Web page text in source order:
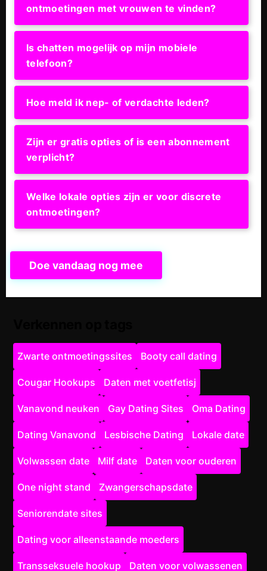
ontmoetingen met vrouwen te vinden?
Is chatten mogelijk op mijn mobiele
telefoon?
Hoe meld ik nep- of verdachte leden?
Zijn er gratis opties of is een abonnement
verplicht?
Welke lokale opties zijn er voor discrete
ontmoetingen?
Doe vandaag nog mee
Zwarte ontmoetingssites Booty call dating
Cougar Hookups Daten met voetfetisj
Vanavond neuken Gay Dating Sites Oma Dating
Dating Vanavond Lesbische Dating Lokale date
Volwassen date Milf date Daten voor ouderen
One night stand Zwangerschapsdate
Seniorendate sites
Dating voor alleenstaande moeders
Transseksuele hookup Daten voor volwassenen